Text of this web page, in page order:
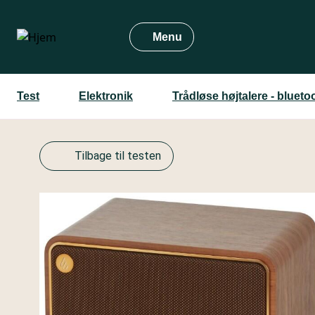
hovedindhold
Menu
Test Elektronik Trådløse højtalere -
Tilbage til testen